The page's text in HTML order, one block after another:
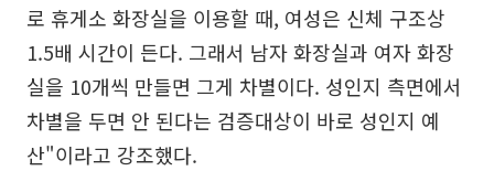
로 휴게소 화장실을 이용할 때, 여성은 신체 구조상
1.5배 시간이 든다. 그래서 남자 화장실과 여자 화장
실을 10개씩 만들면 그게 차별이다. 성인지 측면에서
차별을 두면 안 된다는 검증대상이 바로 성인지 예
산"이라고 강조했다.